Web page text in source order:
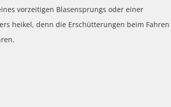
vorzeitigen Blasensprungs oder einer
heikel, denn die Erschütterungen beim Fahren